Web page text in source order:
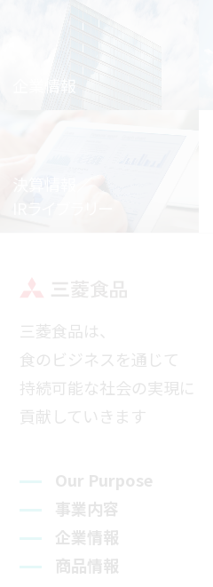
企業情報
三菱食品は、
食のビジネスを通じて
持続可能な社会の実現に
貢献していきます
Our Purpose
事業内容
企業情報
商品情報